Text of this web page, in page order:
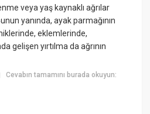
veya yaş kaynaklı ağrılar
yanında, ayak parmağının
eklemlerinde,
gelişen yırtılma da ağrının
Cevabın tamamını burada okuyun: